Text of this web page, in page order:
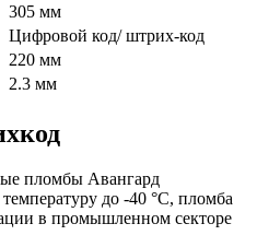
305 мм
Цифровой код/ штрих-код
220 мм
2.3 мм
пломбы Авангард
до -40 °C, пломба
в промышленном секторе